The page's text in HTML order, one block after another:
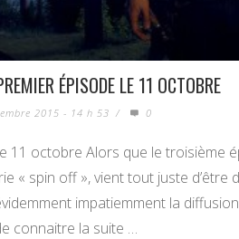
ÉPISODE LE 11 OCTOBRE
2015 - 14 h 53 / 0
11 octobre Alors que le troisième
« spin off », vient tout juste d’être
impatiemment la
connaitre la suite …